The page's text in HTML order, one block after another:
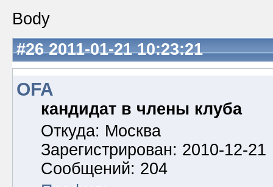
Body
#262011-01-21 10:23:21
OFA
кандидат в члены клуба
Откуда: Москва
Зарегистрирован: 2010-12-21
Сообщений: 204